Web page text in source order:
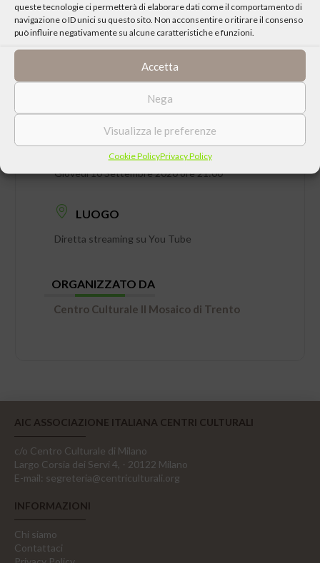
queste tecnologie ci permetterà di elaborare dati come il comportamento di
navigazione o ID unici su questo sito. Non acconsentire o ritirare il consenso
può influire negativamente su alcune caratteristiche e funzioni.
Accetta
Nega
Visualizza le preferenze
Cookie PolicyPrivacy Policy
DATA
Giovedì 10 Settembre 2020 ore 21:00
LUOGO
Diretta streaming su You Tube
ORGANIZZATO DA
Centro Culturale Il Mosaico di Trento
AIC ASSOCIAZIONE ITALIANA CENTRI CULTURALI
c/o Centro Culturale di Milano
Largo Corsia dei Servi 4, - 20122 Milano
E-mail: segreteria@centriculturali.org
INFORMAZIONI
Chi siamo
Contattaci